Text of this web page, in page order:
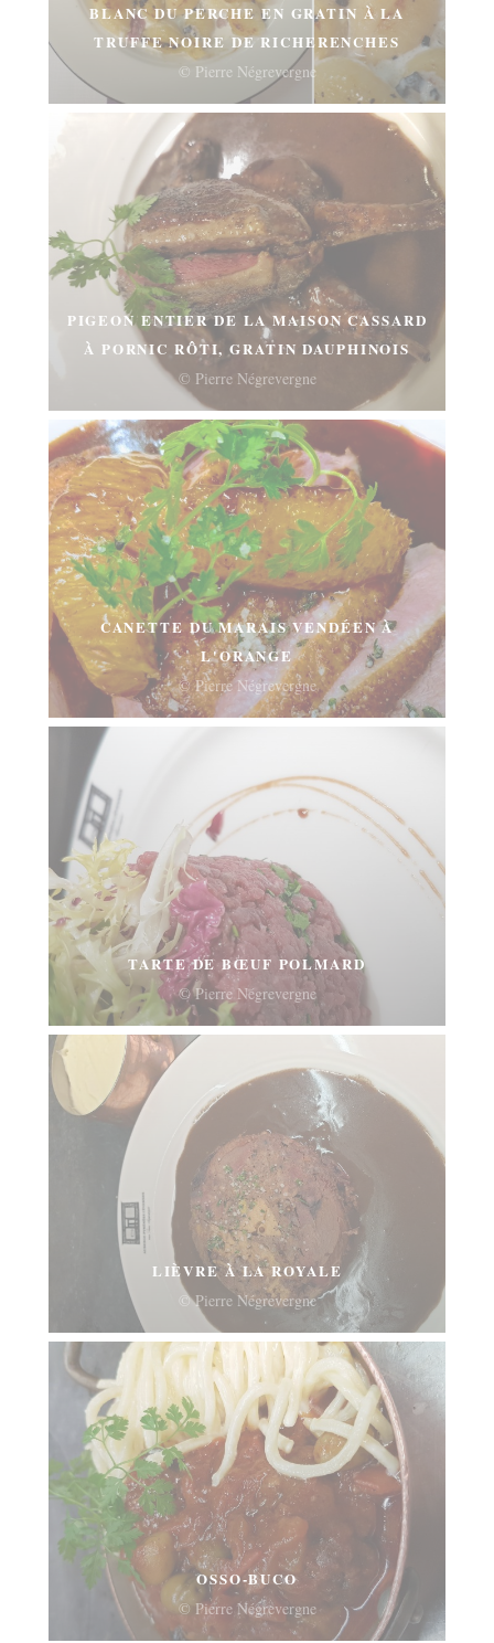
BLANC DU PERCHE EN GRATIN À LA
TRUFFE NOIRE DE RICHERENCHES
© Pierre Négrevergne
PIGEON ENTIER DE LA MAISON CASSARD
À PORNIC RÔTI, GRATIN DAUPHINOIS
© Pierre Négrevergne
CANETTE DU MARAIS VENDÉEN À
L'ORANGE
© Pierre Négrevergne
TARTE DE BŒUF POLMARD
© Pierre Négrevergne
LIÈVRE À LA ROYALE
© Pierre Négrevergne
OSSO-BUCO
© Pierre Négrevergne